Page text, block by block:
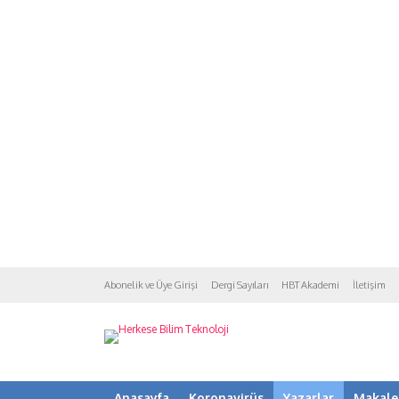
Abonelik ve Üye Girişi Dergi Sayıları HBT Akademi İletişim